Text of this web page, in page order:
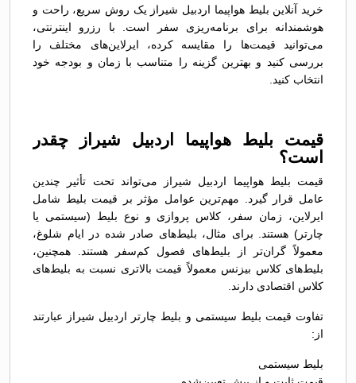
خرید آنلاین بلیط هواپیما اردبیل شیراز یک روش سریع، راحت و
هوشمندانه برای برنامه‌ریزی سفر است. با رزرو اینترنتی،
می‌توانید قیمت‌ها را مقایسه کرده، ایرلاین‌های مختلف را
بررسی کنید و بهترین گزینه را متناسب با زمان و بودجه خود
انتخاب کنید.
قیمت بلیط هواپیما اردبیل شیراز چقدر
است؟
قیمت بلیط هواپیما اردبیل شیراز می‌تواند تحت تأثیر چندین
عامل قرار گیرد. مهم‌ترین عوامل مؤثر بر قیمت بلیط شامل
ایرلاین، زمان سفر، کلاس پروازی و نوع بلیط (سیستمی یا
چارتر) هستند. برای مثال، بلیط‌های صادر شده در ایام شلوغ،
معمولاً گران‌تر از بلیط‌های فصول کم‌سفر هستند. همچنین،
بلیط‌های کلاس بیزنس معمولاً قیمت بالاتری نسبت به بلیط‌های
کلاس اقتصادی دارند.
تفاوت قیمت بلیط سیستمی و بلیط چارتر اردبیل شیراز عبارتند
از:
بلیط سیستمی